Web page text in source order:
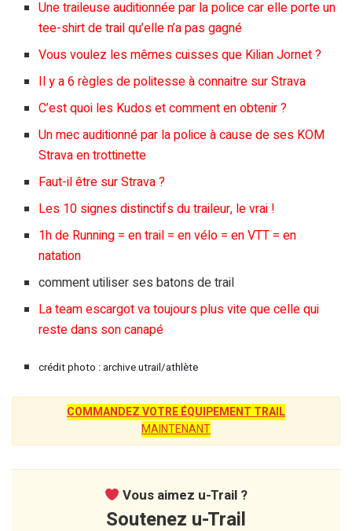
Une traileuse auditionnée par la police car elle porte un
tee-shirt de trail qu’elle n’a pas gagné
Vous voulez les mêmes cuisses que Kilian Jornet ?
Il y a 6 règles de politesse à connaitre sur Strava
C’est quoi les Kudos et comment en obtenir ?
Un mec auditionné par la police à cause de ses KOM
Strava en trottinette
Faut-il être sur Strava ?
Les 10 signes distinctifs du traileur, le vrai !
1h de Running = en trail = en vélo = en VTT = en
natation
comment utiliser ses batons de trail
La team escargot va toujours plus vite que celle qui
reste dans son canapé
crédit photo : archive utrail/athlète
COMMANDEZ VOTRE ÉQUIPEMENT TRAIL
MAINTENANT
Vous aimez u-Trail ?
Soutenez u-Trail